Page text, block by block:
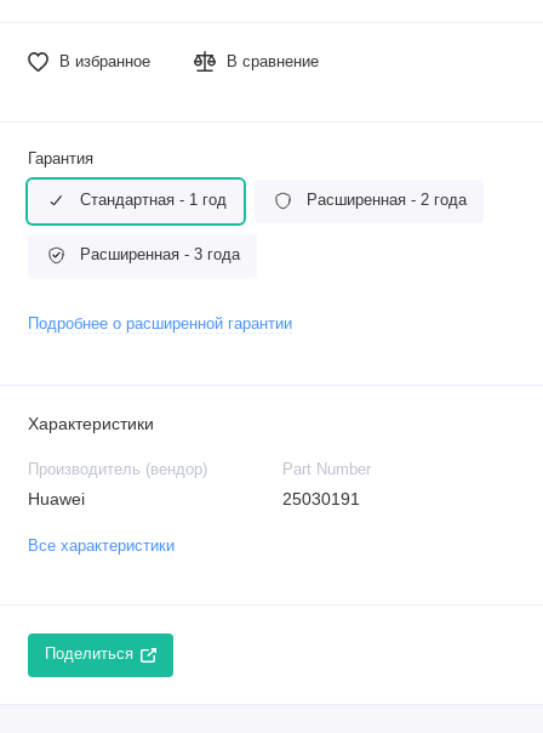
В избранное В сравнение
Гарантия
Стандартная - 1 год Расширенная - 2 года
Расширенная - 3 года
Подробнее о расширенной гарантии
Характеристики
Производитель (вендор)
Huawei
Part Number
25030191
Все характеристики
Поделиться